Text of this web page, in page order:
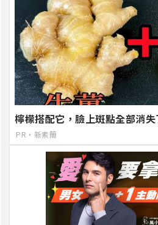
檸檬搭配它，臉上斑點全部消
PR・新素簡